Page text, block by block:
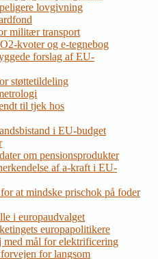
lovgivning
militær transport
kvoter og e-tegnebog
forslag af EU-
støttetildeling
til tjek hos
i EU-budget
om pensionsprodukter
af a-kraft i EU-
at mindske prischok på foder
i europaudvalget
europapolitikere
mål for elektrificering
for langsom